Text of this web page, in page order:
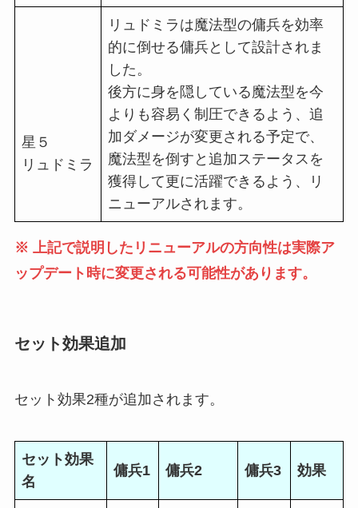
星５
リュドミラ
リュドミラは魔法型の傭兵を効率
的に倒せる傭兵として設計されま
した。
後方に身を隠している魔法型を今
よりも容易く制圧できるよう、追
加ダメージが変更される予定で、
魔法型を倒すと追加ステータスを
獲得して更に活躍できるよう、リ
ニューアルされます。
※ 上記で説明したリニューアルの方向性は実際ア
ップデート時に変更される可能性があります。
セット効果追加
セット効果2種が追加されます。
セット効果
名
傭兵1 傭兵2 傭兵3 効果